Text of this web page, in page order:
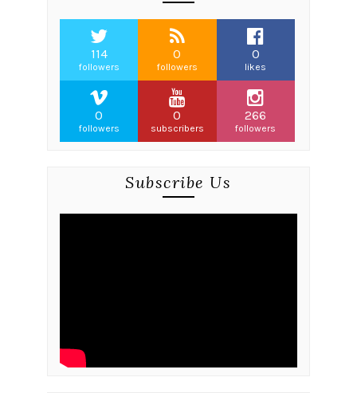
114
followers
0
followers
0
likes
0
followers
0
subscribers
266
followers
Subscribe Us